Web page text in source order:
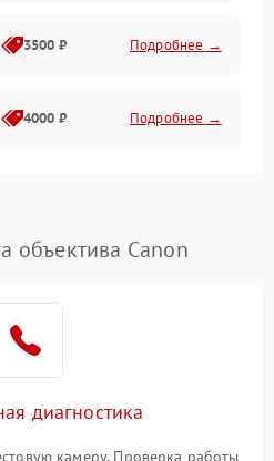
3500 ₽ Подробнее →
4000 ₽ Подробнее →
объектива Canon
диагностика
камеру. Проверка работы